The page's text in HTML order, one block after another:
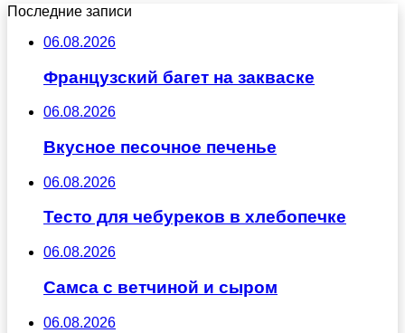
Последние записи
06.08.2026
Французский багет на закваске
06.08.2026
Вкусное песочное печенье
06.08.2026
Тесто для чебуреков в хлебопечке
06.08.2026
Самса с ветчиной и сыром
06.08.2026